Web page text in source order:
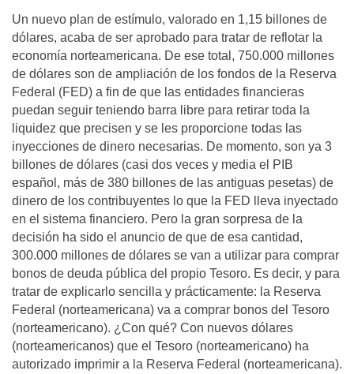
Un nuevo plan de estímulo, valorado en 1,15 billones de
dólares, acaba de ser aprobado para tratar de reflotar la
economía norteamericana. De ese total, 750.000 millones
de dólares son de ampliación de los fondos de la Reserva
Federal (FED) a fin de que las entidades financieras
puedan seguir teniendo barra libre para retirar toda la
liquidez que precisen y se les proporcione todas las
inyecciones de dinero necesarias. De momento, son ya 3
billones de dólares (casi dos veces y media el PIB
español, más de 380 billones de las antiguas pesetas) de
dinero de los contribuyentes lo que la FED lleva inyectado
en el sistema financiero. Pero la gran sorpresa de la
decisión ha sido el anuncio de que de esa cantidad,
300.000 millones de dólares se van a utilizar para comprar
bonos de deuda pública del propio Tesoro. Es decir, y para
tratar de explicarlo sencilla y prácticamente: la Reserva
Federal (norteamericana) va a comprar bonos del Tesoro
(norteamericano). ¿Con qué? Con nuevos dólares
(norteamericanos) que el Tesoro (norteamericano) ha
autorizado imprimir a la Reserva Federal (norteamericana).